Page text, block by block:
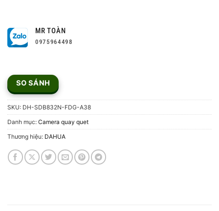
MR TOÀN
0975964498
SO SÁNH
SKU: DH-SDB832N-FDG-A38
Danh mục: Camera quay quet
Thương hiệu: DAHUA